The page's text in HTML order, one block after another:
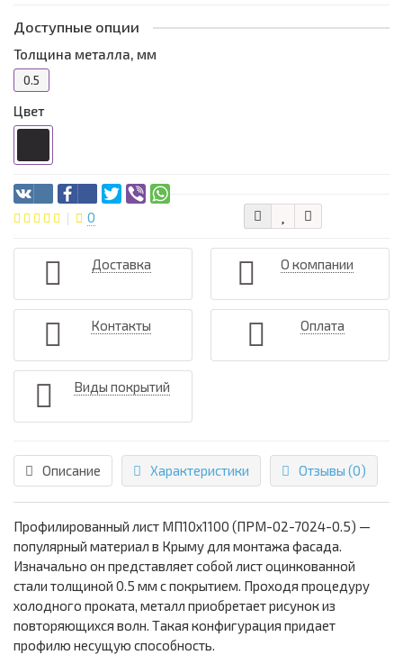
Доступные опции
Толщина металла, мм
0.5
Цвет
0
Доставка О компании
Контакты Оплата
Виды покрытий
Описание Характеристики Отзывы (0)
Профилированный лист МП10х1100 (ПРМ-02-7024-0.5) —
популярный материал в Крыму для монтажа фасада.
Изначально он представляет собой лист оцинкованной
стали толщиной 0.5 мм с покрытием. Проходя процедуру
холодного проката, металл приобретает рисунок из
повторяющихся волн. Такая конфигурация придает
профилю несущую способность.